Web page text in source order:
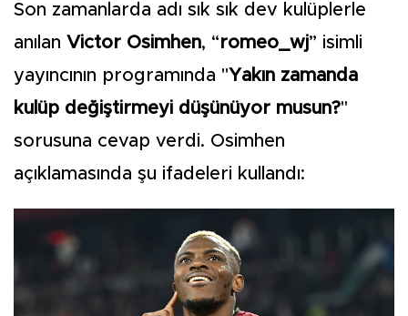
Son zamanlarda adı sık sık dev kulüplerle
anılan Victor Osimhen, “romeo_wj” isimli
yayıncının programında "Yakın zamanda
kulüp değiştirmeyi düşünüyor musun?"
sorusuna cevap verdi. Osimhen
açıklamasında şu ifadeleri kullandı: